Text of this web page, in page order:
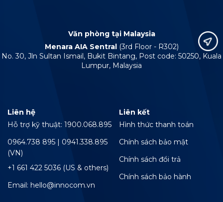
Văn phòng tại Malaysia
Menara AIA Sentral (3rd Floor - R302)
No. 30, Jln Sultan Ismail, Bukit Bintang, Post code: 50250, Kuala
Lumpur, Malaysia
Liên hệ
Hỗ trợ kỹ thuật: 1900.068.895
0964.738 895 | 0941.338.895
(VN)
+1 661 422 5036 (US & others)
Email: hello@innocom.vn
Liên kết
Hình thức thanh toán
Chính sách bảo mật
Chính sách đổi trả
Chính sách bảo hành